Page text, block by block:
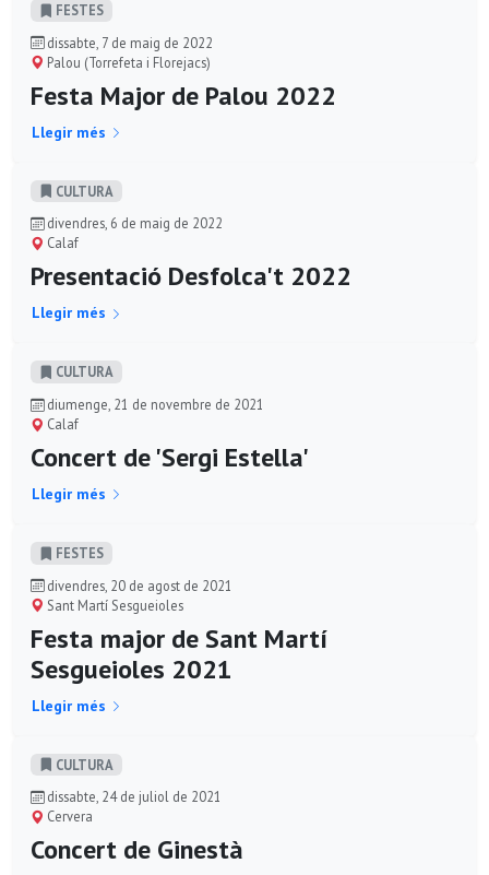
FESTES
dissabte, 7 de maig de 2022
Palou (Torrefeta i Florejacs)
Festa Major de Palou 2022
Llegir més
CULTURA
divendres, 6 de maig de 2022
Calaf
Presentació Desfolca't 2022
Llegir més
CULTURA
diumenge, 21 de novembre de 2021
Calaf
Concert de 'Sergi Estella'
Llegir més
FESTES
divendres, 20 de agost de 2021
Sant Martí Sesgueioles
Festa major de Sant Martí
Sesgueioles 2021
Llegir més
CULTURA
dissabte, 24 de juliol de 2021
Cervera
Concert de Ginestà